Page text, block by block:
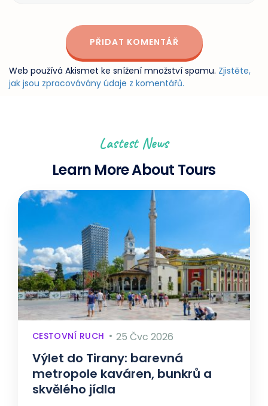
Web používá Akismet ke snížení množství spamu. Zjistěte,
jak jsou zpracovávány údaje z komentářů.
Lastest News
Learn More About Tours
CESTOVNÍ RUCH 25 Čvc 2026
Výlet do Tirany: barevná
metropole kaváren, bunkrů a
skvělého jídla